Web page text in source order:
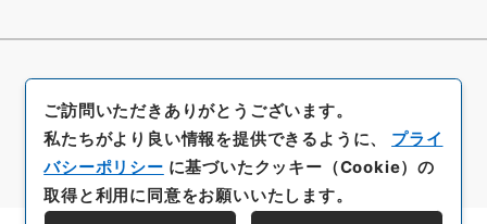
ご訪問いただきありがとうございます。
私たちがより良い情報を提供できるように、 プライ
バシーポリシー に基づいたクッキー（Cookie）の
取得と利用に同意をお願いいたします。